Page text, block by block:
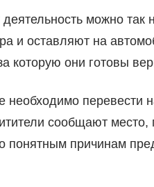
можно так
и оставляют на
которую они готовы
необходимо перевести
сообщают место,
понятным причинам